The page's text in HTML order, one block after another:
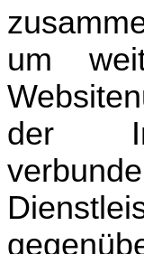
um
der